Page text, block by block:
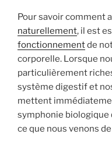
Pour savoir comment
naturellement, il est
fonctionnementde
corporelle. Lorsque
particulièrement
système digestif et
mettent
symphonie biologique
ce que nous venons